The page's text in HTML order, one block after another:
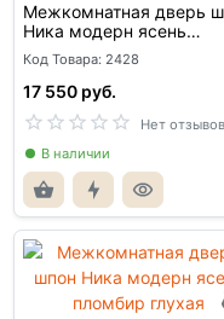
Межкомнатная дверь
Ника модерн ясень
авангард глухая
Код Товара: 2428
17 550 руб.
Нет отзывов
В наличии